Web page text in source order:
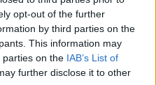
opt-out of the further
by third parties on the
This information may
parties on the IAB’s List of
further disclose it to other
aprende a reconocerla